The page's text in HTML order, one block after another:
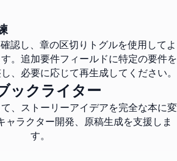
認し、章の区切りトグルを使用してよ
。追加要件フィールドに特定の要件を
、必要に応じて再生成してください。
ックライター
、ストーリーアイデアを完全な本に変
ャラクター開発、原稿生成を支援しま
す。